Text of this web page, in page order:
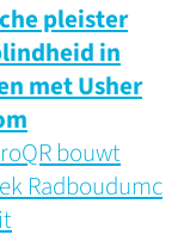
pleister
in
met Usher
bouwt
Radboudumc